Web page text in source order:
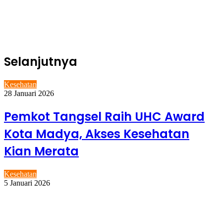
Selanjutnya
Kesehatan
28 Januari 2026
Pemkot Tangsel Raih UHC Award
Kota Madya, Akses Kesehatan
Kian Merata
Kesehatan
5 Januari 2026